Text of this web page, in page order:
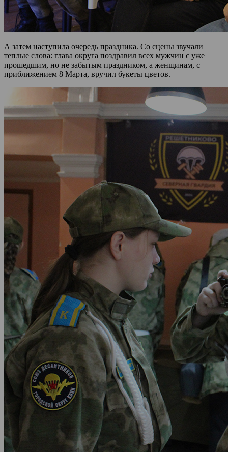
А затем наступила очередь праздника. Со сцены звучали
теплые слова: глава округа поздравил всех мужчин с уже
прошедшим, но не забытым праздником, а женщинам, с
приближением 8 Марта, вручил букеты цветов.